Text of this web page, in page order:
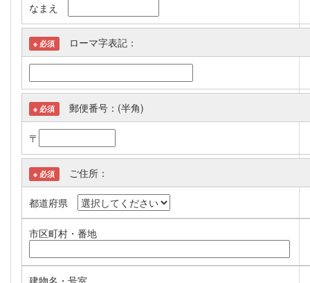
なまえ
※ 必須 ローマ字表記：
※ 必須 郵便番号：(半角)
〒
※ 必須 ご住所：
都道府県
市区町村・番地
建物名・号室